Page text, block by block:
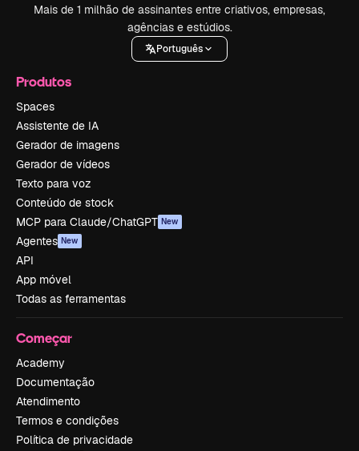
Mais de 1 milhão de assinantes entre criativos, empresas,
agências e estúdios.
Português
Produtos
Spaces
Assistente de IA
Gerador de imagens
Gerador de vídeos
Texto para voz
Conteúdo de stock
MCP para Claude/ChatGPT New
Agentes New
API
App móvel
Todas as ferramentas
Começar
Academy
Documentação
Atendimento
Termos e condições
Política de privacidade